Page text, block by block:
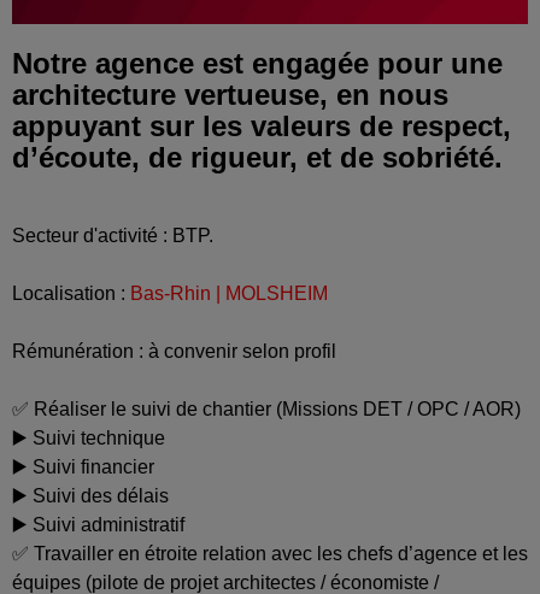
Notre agence est engagée pour une
architecture vertueuse, en nous
appuyant sur les valeurs de respect,
d’écoute, de rigueur, et de sobriété.
Secteur d'activité : BTP.
Localisation : Bas-Rhin | MOLSHEIM
Rémunération : à convenir selon profil
✅ Réaliser le suivi de chantier (Missions DET / OPC / AOR)
▶️ Suivi technique
▶️ Suivi financier
▶️ Suivi des délais
▶️ Suivi administratif
✅ Travailler en étroite relation avec les chefs d’agence et les
équipes (pilote de projet architectes / économiste /